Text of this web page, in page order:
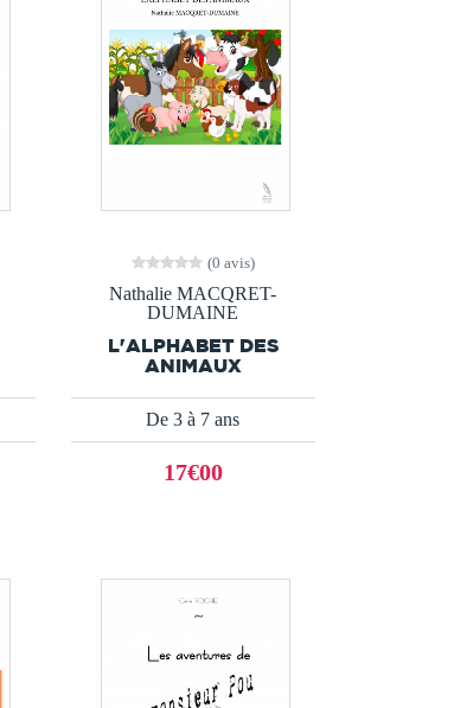
(0 avis)
Nathalie MACQRET-
DUMAINE
L'ALPHABET DES
ANIMAUX
De 3 à 7 ans
17€00